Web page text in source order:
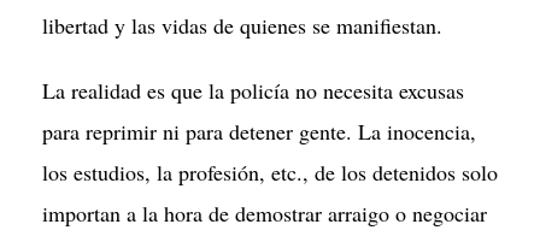
libertad y las vidas de quienes se manifiestan.
La realidad es que la policía no necesita excusas
para reprimir ni para detener gente. La inocencia,
los estudios, la profesión, etc., de los detenidos solo
importan a la hora de demostrar arraigo o negociar